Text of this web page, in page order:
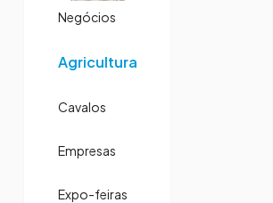
Negócios
Agricultura
Cavalos
Empresas
Expo-feiras